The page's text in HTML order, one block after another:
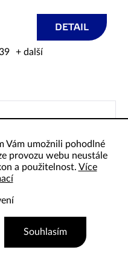
Vám umožnili pohodlné
provozu webu neustále
a použitelnost. Více
Souhlasím
DETAIL
+ další